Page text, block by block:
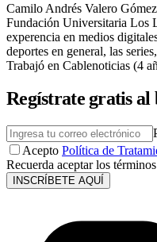
Camilo Andrés Valero
Fundación Universitaria Los
experencia en medios
deportes en general, las
Trabajó en Cablenoticias (4
Regístrate gratis al
Acepto Política de
Recuerda aceptar los
INSCRÍBETE AQUÍ